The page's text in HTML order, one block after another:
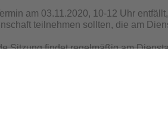
am 03.11.2020, 10-12 Uhr
teilnehmen sollten, die am
Sitzung findet regelmäßig am